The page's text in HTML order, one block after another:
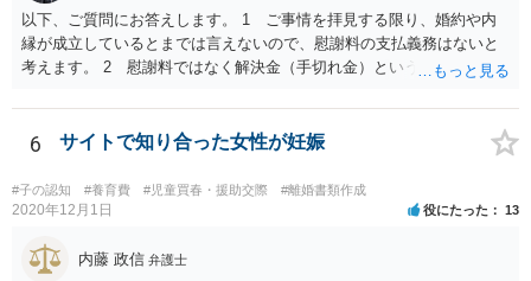
以下、ご質問にお答えします。 1 ご事情を拝見する限り、婚約や内
縁が成立しているとまでは言えないので、慰謝料の支払義務はないと
考えます。 2 慰謝料ではなく解決金（手切れ金）という名目で数十
うに合意書を取り交わす必要はあると思います。 4 合意書を取り交
わし、その中で精算条項（一切の債権債務のないことを確認する）を
6 サイトで知り合った女性が妊娠
#子の認知 #養育費 #児童買春・援助交際 #離婚書類作成
2020年12月1日 役にたった 13
内藤 政信 弁護士